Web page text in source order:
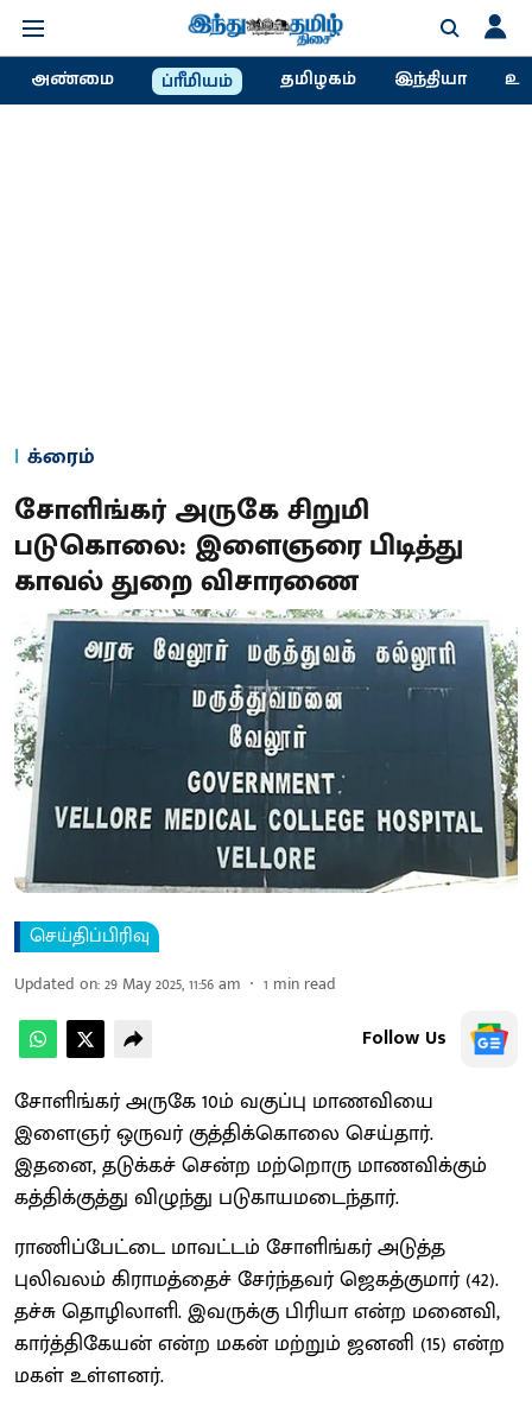
அண்மை ப்ரீமியம் தமிழகம் இந்தியா
க்ரைம்
சோளிங்கர் அருகே சிறுமி
படுகொலை: இளைஞரை பிடித்து
காவல் துறை விசாரணை
செய்திப்பிரிவு
Updated on:29 May 2025, 11:56 am 1 min read
Follow Us
சோளிங்கர் அருகே 10ம் வகுப்பு மாணவியை
இளைஞர் ஒருவர் குத்திக்கொலை செய்தார்.
இதனை, தடுக்கச் சென்ற மற்றொரு மாணவிக்கும்
கத்திக்குத்து விழுந்து படுகாயமடைந்தார்.
ராணிப்பேட்டை மாவட்டம் சோளிங்கர் அடுத்த
புலிவலம் கிராமத்தைச் சேர்ந்தவர் ஜெகத்குமார் (42).
தச்சு தொழிலாளி. இவருக்கு பிரியா என்ற மனைவி,
கார்த்திகேயன் என்ற மகன் மற்றும் ஜனனி (15) என்ற
மகள் உள்ளனர்.